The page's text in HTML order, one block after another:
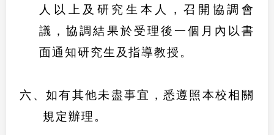
人以上及研究生本人，召開協調會
議，協調結果於受理後一個月內以書
面通知研究生及指導教授。
六、如有其他未盡事宜，悉遵照本校相關
規定辦理。